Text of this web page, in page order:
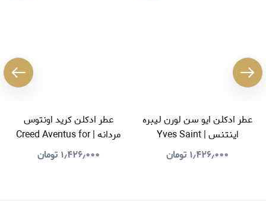
عطر ادکلن ایو سن لورن لیبره
اینتنس | Yves Saint
Laurent Libre Intense
۱٫۴۲۶٫۰۰۰ تومان
عطر ادکلن کرید اونتوس
مردانه | Creed Aventus for
Men
۱٫۴۲۶٫۰۰۰ تومان